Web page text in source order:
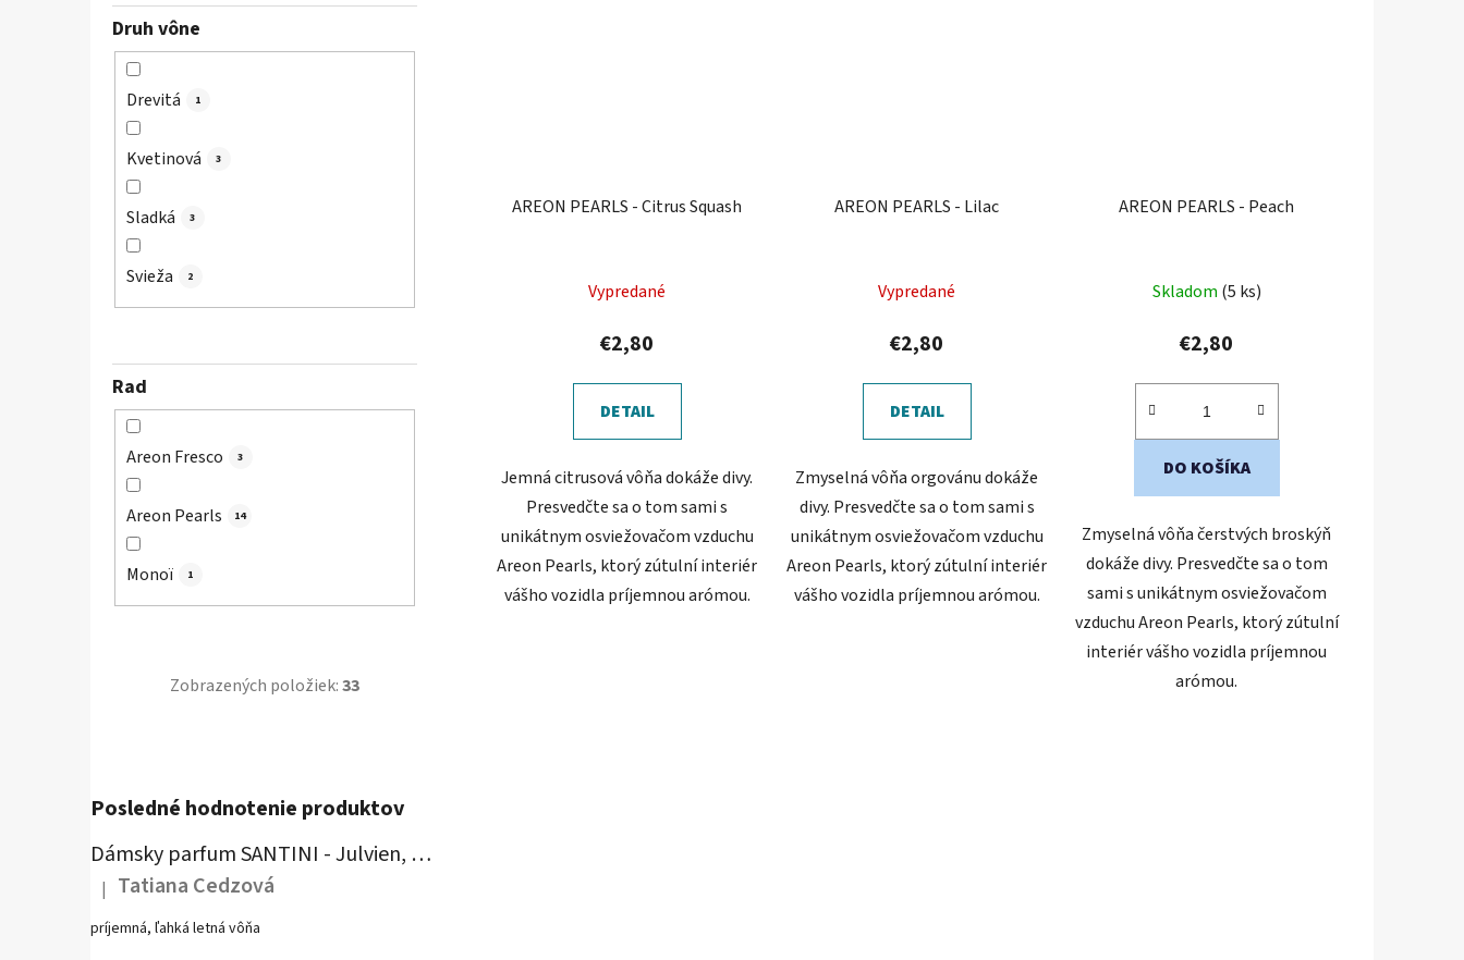
Druh vône
Drevitá 1
Kvetinová 3
Sladká 3
Svieža 2
Rad
Areon Fresco 3
Areon Pearls 14
Monoï 1
Zobrazených položiek:33
Posledné hodnotenie produktov
Dámsky parfum SANTINI - Julvien, 50 ml
Hodnotenie produktu je 5 z 5 hviezdičiek.
| Tatiana Cedzová
príjemná, ľahká letná vôňa
AREON PEARLS - Citrus Squash
Vypredané
€2,80
DETAIL
Jemná citrusová vôňa dokáže divy.
Presvedčte sa o tom sami s
unikátnym osviežovačom vzduchu
Areon Pearls, ktorý zútulní interiér
vášho vozidla príjemnou arómou.
AREON PEARLS - Lilac
Vypredané
€2,80
DETAIL
Zmyselná vôňa orgovánu dokáže
divy. Presvedčte sa o tom sami s
unikátnym osviežovačom vzduchu
Areon Pearls, ktorý zútulní interiér
vášho vozidla príjemnou arómou.
AREON PEARLS - Peach
Skladom (5 ks)
€2,80
DO KOŠÍKA
Zmyselná vôňa čerstvých broskýň
dokáže divy. Presvedčte sa o tom
sami s unikátnym osviežovačom
vzduchu Areon Pearls, ktorý zútulní
interiér vášho vozidla príjemnou
arómou.